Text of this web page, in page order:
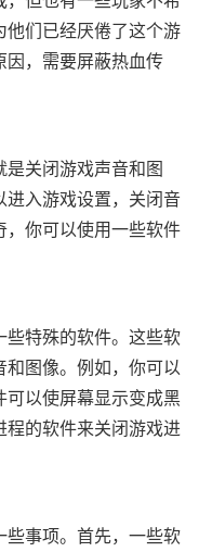
们已经厌倦了这个游
，需要屏蔽热血传
关闭游戏声音和图
入游戏设置，关闭音
你可以使用一些软件
特殊的软件。这些软
图像。例如，你可以
以使屏幕显示变成黑
的软件来关闭游戏进
事项。首先，一些软